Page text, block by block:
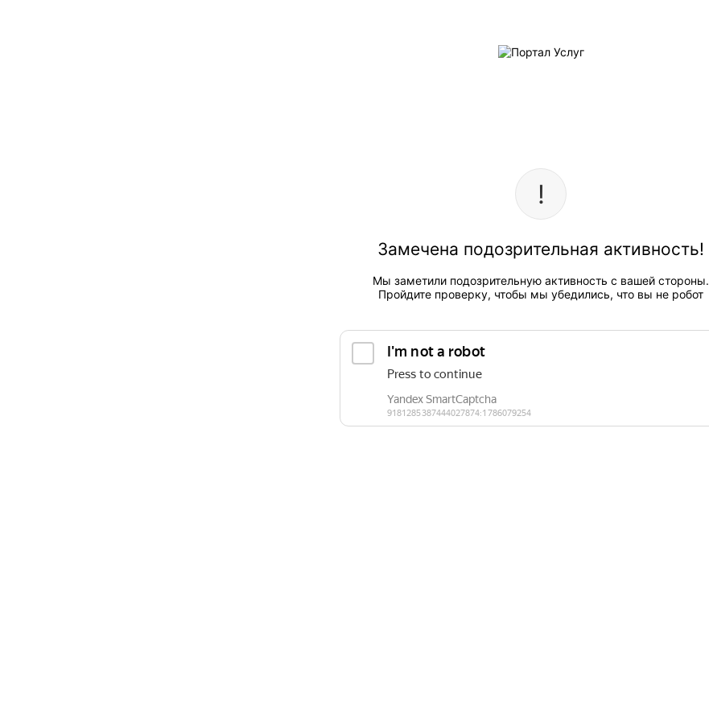
Замечена подозрительная активность!
Мы заметили подозрительную активность с вашей стороны.
Пройдите проверку, чтобы мы убедились, что вы не робот